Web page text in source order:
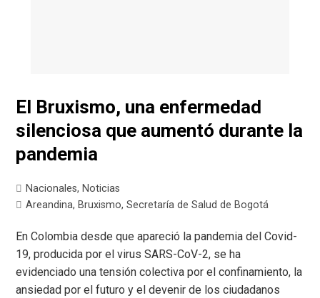
El Bruxismo, una enfermedad
silenciosa que aumentó durante la
pandemia
Nacionales,Noticias
Areandina,Bruxismo,Secretaría de Salud de Bogotá
En Colombia desde que apareció la pandemia del Covid-
19, producida por el virus SARS-CoV-2, se ha
evidenciado una tensión colectiva por el confinamiento, la
ansiedad por el futuro y el devenir de los ciudadanos